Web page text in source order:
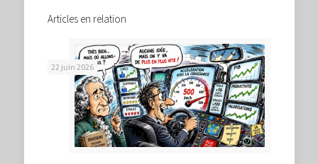
Articles en relation
22 juin 2026